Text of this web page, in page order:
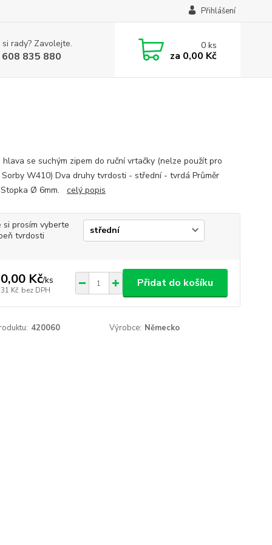
Přihlášení
rady? Zavolejte.
835 880
0ks
za 0,00 Kč
hlava se suchým zipem do ruční vrtačky (nelze použít pro
W410) Dva druhy tvrdosti - střední - tvrdá Průměr
Stopka Ø 6mm. celý popis
si prosím vyberte
tvrdosti
Kč/ks
Kč bez DPH
Přidat do košíku
420060 Výrobce: Německo